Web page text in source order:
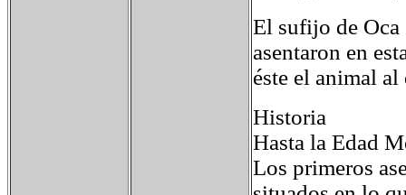
El sufijo de Oca
asentaron en
éste el animal al
Historia
Hasta la Edad
Los primeros